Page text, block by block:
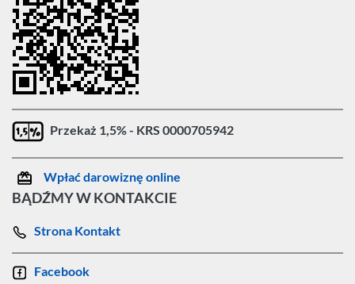
Przekaż 1,5% - KRS 0000705942
Wpłać darowiznę online
BĄDŹMY W KONTAKCIE
Strona Kontakt
Facebook